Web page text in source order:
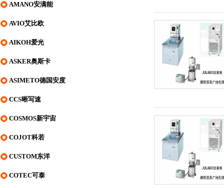
AMANO安满能
AVIO艾比欧
AIKOH爱光
ASKER奥斯卡
ASIMETO德国安度
CCS晰写速
COSMOS新宇宙
COJOT科若
CUSTOM东洋
COTEC可泰